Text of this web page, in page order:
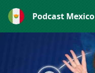
Podcast Mexico